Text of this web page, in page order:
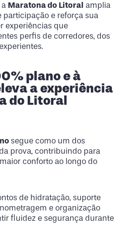
Maratona do Litoral amplia
participação e reforça sua
experiências que
perfis de corredores, dos
plano e à
a experiência
do Litoral
segue como um dos
prova, contribuindo para
conforto ao longo do
de hidratação, suporte
e organização
fluidez e segurança durante